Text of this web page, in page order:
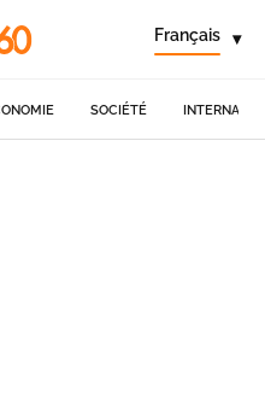
Français ▾
SOCIÉTÉ